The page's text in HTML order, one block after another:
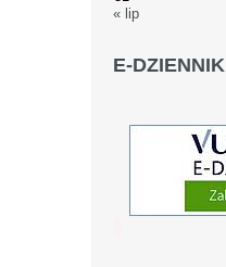
« lip
E-DZIENNIK